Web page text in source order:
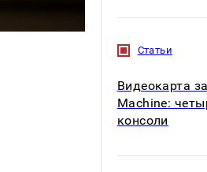
Статьи
Видеокарта
Machine:
консоли